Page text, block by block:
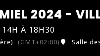
2024 -
À 18H30
(GMT+02:00) Salle